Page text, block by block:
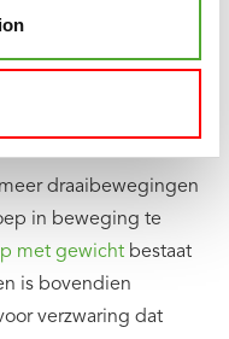
je uit de training
beginners omdat ze
draaibewegingen
in beweging te
met gewicht bestaat
is bovendien
verzwaring dat